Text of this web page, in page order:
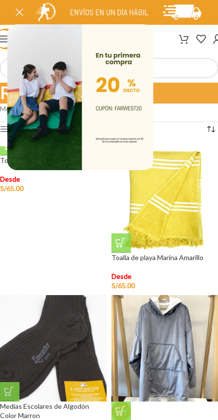
Ropa
Mostrando 1–12 de 19 resultados
Ver barra lateral
Toalla de playa Marina Beige
Desde
S/65.00
Toalla de playa Marina Amarillo
Desde
S/65.00
Medias Escolares de Algodón
Color Marron
-20%